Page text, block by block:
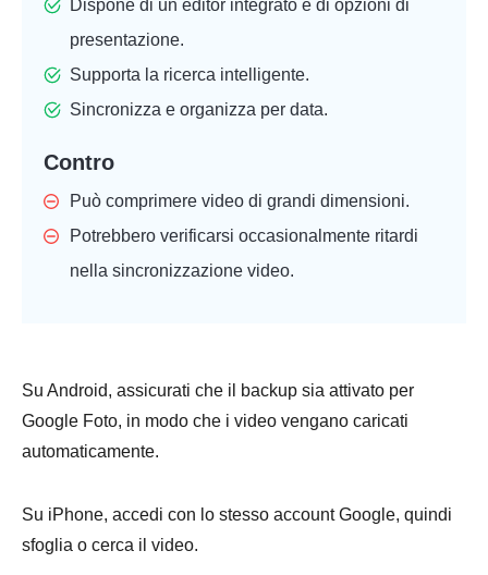
Dispone di un editor integrato e di opzioni di
presentazione.
Supporta la ricerca intelligente.
Sincronizza e organizza per data.
Contro
Può comprimere video di grandi dimensioni.
Potrebbero verificarsi occasionalmente ritardi
nella sincronizzazione video.
Su Android, assicurati che il backup sia attivato per
Google Foto, in modo che i video vengano caricati
automaticamente.
Su iPhone, accedi con lo stesso account Google, quindi
sfoglia o cerca il video.